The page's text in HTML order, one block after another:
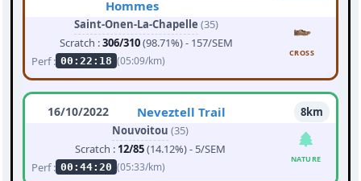
Hommes
Saint-Onen-La-Chapelle (35)
Scratch :306/310(98.71%) - 157/SEM
Perf : 00:22:18 (05:09/km)
CROSS
16/10/2022 Neveztell Trail
8km
Nouvoitou (35)
Scratch : 12/85(14.12%) - 5/SEM
Perf : 00:44:20 (05:33/km)
NATURE